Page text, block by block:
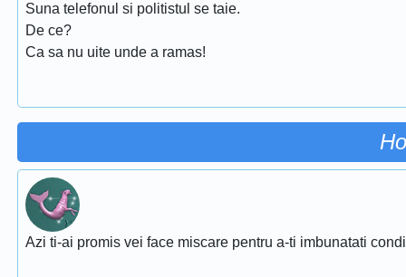
Suna telefonul si politistul se taie.
De ce?
Ca sa nu uite unde a ramas!
Azi ti-ai promis vei face miscare pentru a-ti imbunatati